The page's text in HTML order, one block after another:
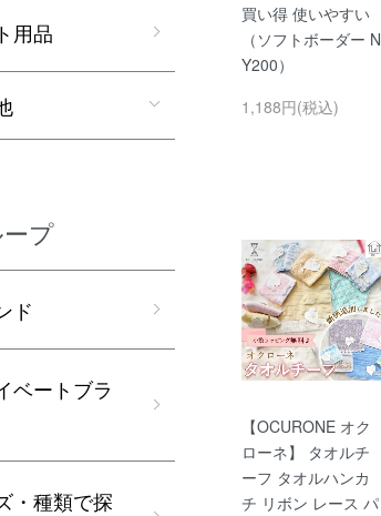
買い得 使いやすい
（ソフトボーダー N
Y200）
1,188円(税込)
【OCURONE オク
ローネ】 タオルチ
ーフ タオルハンカ
チ リボン レース パ
用品
プ
ド
ベートブラ
・種類で探